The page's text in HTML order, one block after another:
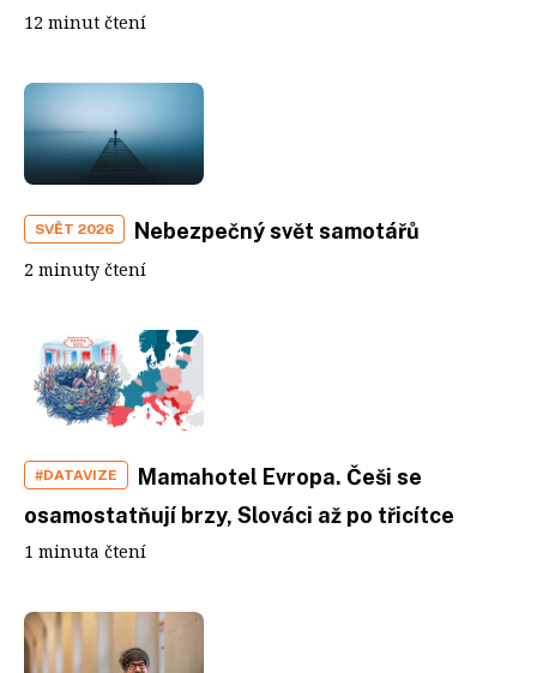
12 minut čtení
SVĚT 2026 Nebezpečný svět samotářů
2 minuty čtení
#DATAVIZE
Mamahotel Evropa. Češi se
osamostatňují brzy, Slováci až po třicítce
1 minuta čtení